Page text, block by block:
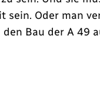
sein. Oder man
Bau der A